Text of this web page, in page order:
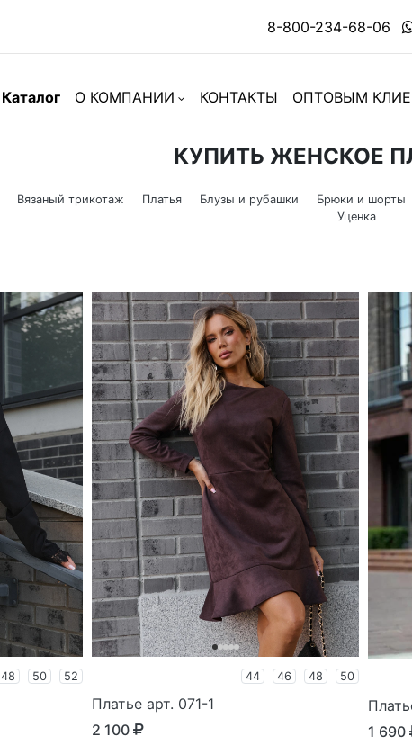
8-800-234-68-06
Каталог О КОМПАНИИ КОНТАКТЫ ОПТОВЫМ
КУПИТЬ ЖЕНСКОЕ
Вязаный трикотаж Платья Блузы и рубашки Брюки и шорты
Уценка
48 50 52 44 46 48 50
Платье арт. 071-1
2 100
1 690